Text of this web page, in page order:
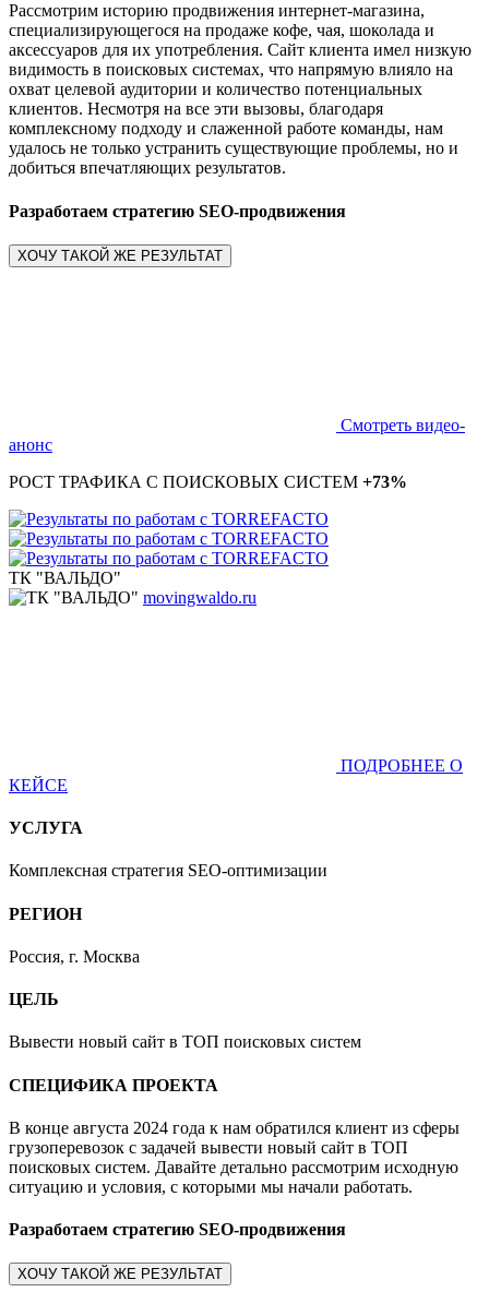
Рассмотрим историю продвижения интернет-магазина,
специализирующегося на продаже кофе, чая, шоколада и
аксессуаров для их употребления. Сайт клиента имел низкую
видимость в поисковых системах, что напрямую влияло на
охват целевой аудитории и количество потенциальных
клиентов. Несмотря на все эти вызовы, благодаря
комплексному подходу и слаженной работе команды, нам
удалось не только устранить существующие проблемы, но и
добиться впечатляющих результатов.
Разработаем стратегию SEO-продвижения
ХОЧУ ТАКОЙ ЖЕ РЕЗУЛЬТАТ
Смотреть видео-
анонс
РОСТ ТРАФИКА С ПОИСКОВЫХ СИСТЕМ +73%
ТК "ВАЛЬДО"
movingwaldo.ru
ПОДРОБНЕЕ О
КЕЙСЕ
УСЛУГА
Комплексная стратегия SEO-оптимизации
РЕГИОН
Россия, г. Москва
ЦЕЛЬ
Вывести новый сайт в ТОП поисковых систем
СПЕЦИФИКА ПРОЕКТА
В конце августа 2024 года к нам обратился клиент из сферы
грузоперевозок с задачей вывести новый сайт в ТОП
поисковых систем. Давайте детально рассмотрим исходную
ситуацию и условия, с которыми мы начали работать.
Разработаем стратегию SEO-продвижения
ХОЧУ ТАКОЙ ЖЕ РЕЗУЛЬТАТ